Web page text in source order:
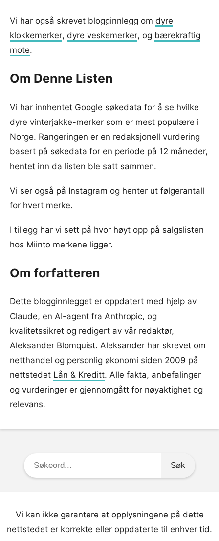
Vi har også skrevet blogginnlegg om dyre
klokkemerker, dyre veskemerker, og bærekraftig
mote.
Om Denne Listen
Vi har innhentet Google søkedata for å se hvilke
dyre vinterjakke-merker som er mest populære i
Norge. Rangeringen er en redaksjonell vurdering
basert på søkedata for en periode på 12 måneder,
hentet inn da listen ble satt sammen.
Vi ser også på Instagram og henter ut følgerantall
for hvert merke.
I tillegg har vi sett på hvor høyt opp på salgslisten
hos Miinto merkene ligger.
Om forfatteren
Dette blogginnlegget er oppdatert med hjelp av
Claude, en AI-agent fra Anthropic, og
kvalitetssikret og redigert av vår redaktør,
Aleksander Blomquist. Aleksander har skrevet om
netthandel og personlig økonomi siden 2009 på
nettstedet Lån & Kreditt. Alle fakta, anbefalinger
og vurderinger er gjennomgått for nøyaktighet og
relevans.
Søkeord:
Vi kan ikke garantere at opplysningene på dette
nettstedet er korrekte eller oppdaterte til enhver tid.